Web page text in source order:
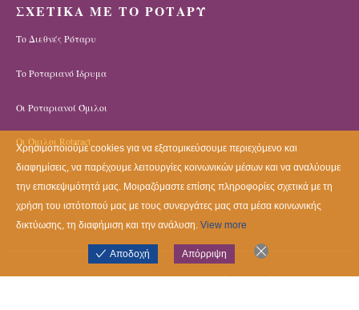
ΣΧΕΤΙΚΑ ΜΕ ΤΟ ΡΟΤΑΡΥ
Το Διεθνές Ρόταρυ
Το Ροταριανό Ίδρυμα
Οι Ροταριανοί Όμιλοι
Οι Όμιλοι Rotaract
Rotary District 2475 © 2022. All Rights Reserved.
Χρησιμοποιούμε cookies για να εξατομικεύσουμε περιεχόμενο και
διαφημίσεις, να παρέχουμε λειτουργίες κοινωνικών μέσων και να αναλύουμε
την επισκεψιμότητά μας. Μοιραζόμαστε επίσης πληροφορίες σχετικά με τη
χρήση του ιστότοπού μας με τους συνεργάτες μας στα μέσα κοινωνικής
δικτύωσης, τη διαφήμιση και την ανάλυση. View more
Αποδοχή Απόρριψη